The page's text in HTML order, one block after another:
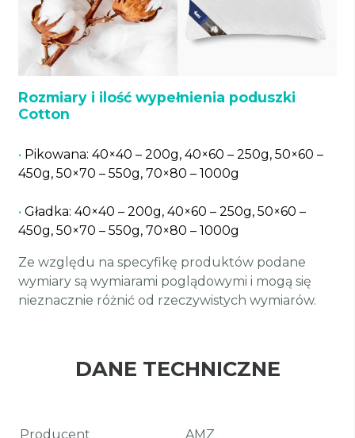
Rozmiary i ilość wypełnienia poduszki
Cotton
• Pikowana: 40×40 – 200g, 40×60 – 250g, 50×60 –
450g, 50×70 – 550g, 70×80 – 1000g
• Gładka: 40×40 – 200g, 40×60 – 250g, 50×60 –
450g, 50×70 – 550g, 70×80 – 1000g
Ze względu na specyfikę produktów podane
wymiary są wymiarami poglądowymi i mogą się
nieznacznie różnić od rzeczywistych wymiarów.
DANE TECHNICZNE
Producent AMZ